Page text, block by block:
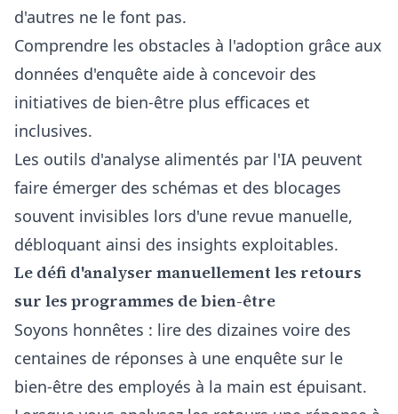
d'autres ne le font pas.
Comprendre les obstacles à l'adoption grâce aux
données d'enquête aide à concevoir des
initiatives de bien-être plus efficaces et
inclusives.
Les outils d'analyse alimentés par l'IA peuvent
faire émerger des schémas et des blocages
souvent invisibles lors d'une revue manuelle,
débloquant ainsi des insights exploitables.
Le défi d'analyser manuellement les retours
sur les programmes de bien-être
Soyons honnêtes : lire des dizaines voire des
centaines de réponses à une enquête sur le
bien-être des employés à la main est épuisant.